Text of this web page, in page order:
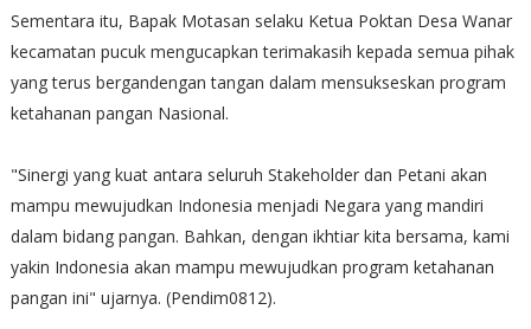
Sementara itu, Bapak Motasan selaku Ketua Poktan Desa Wanar
kecamatan pucuk mengucapkan terimakasih kepada semua pihak
yang terus bergandengan tangan dalam mensukseskan program
ketahanan pangan Nasional.
"Sinergi yang kuat antara seluruh Stakeholder dan Petani akan
mampu mewujudkan Indonesia menjadi Negara yang mandiri
dalam bidang pangan. Bahkan, dengan ikhtiar kita bersama, kami
yakin Indonesia akan mampu mewujudkan program ketahanan
pangan ini" ujarnya. (Pendim0812).